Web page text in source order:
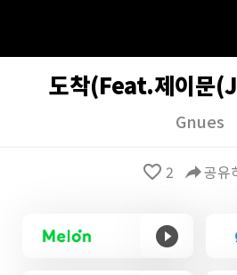
도착(Feat.제이문
Gnues
favorite_border 2 reply공유